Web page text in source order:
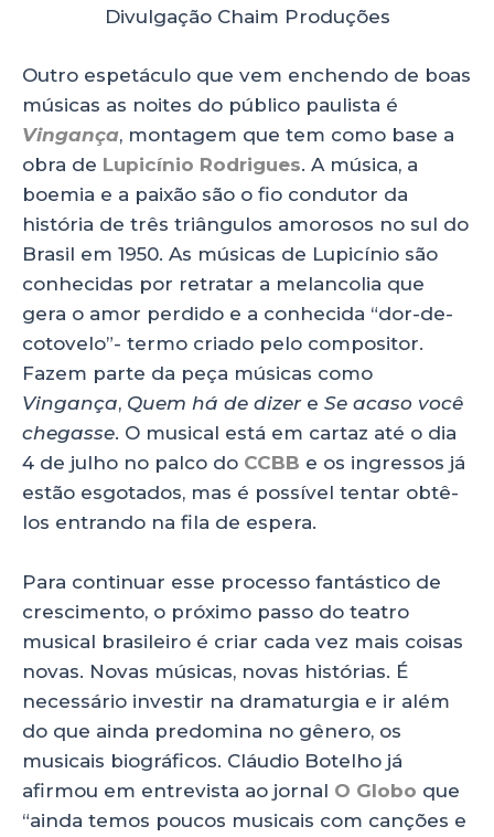
Divulgação Chaim Produções
Outro espetáculo que vem enchendo de boas
músicas as noites do público paulista é
Vingança, montagem que tem como base a
obra de Lupicínio Rodrigues. A música, a
boemia e a paixão são o fio condutor da
história de três triângulos amorosos no sul do
Brasil em 1950. As músicas de Lupicínio são
conhecidas por retratar a melancolia que
gera o amor perdido e a conhecida “dor-de-
cotovelo”- termo criado pelo compositor.
Fazem parte da peça músicas como
Vingança, Quem há de dizere Se acaso você
chegasse. O musical está em cartaz até o dia
4 de julho no palco do CCBB e os ingressos já
estão esgotados, mas é possível tentar obtê-
los entrando na fila de espera.
Para continuar esse processo fantástico de
crescimento, o próximo passo do teatro
musical brasileiro é criar cada vez mais coisas
novas. Novas músicas, novas histórias. É
necessário investir na dramaturgia e ir além
do que ainda predomina no gênero, os
musicais biográficos. Cláudio Botelho já
afirmou em entrevista ao jornal O Globo que
“ainda temos poucos musicais com canções e